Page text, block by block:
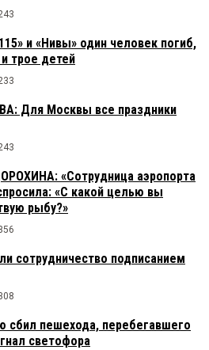
и «Нивы» один человек погиб,
трое детей
Для Москвы все праздники
«Сотрудница аэропорта
«С какой целью вы
рыбу?»
сотрудничество подписанием
сбил пешехода, перебегавшего
светофора